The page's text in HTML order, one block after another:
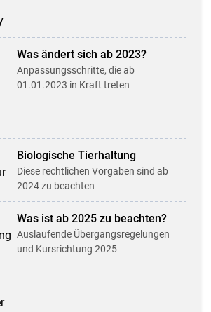
Was ändert sich ab 2023?
Anpassungsschritte, die ab
01.01.2023 in Kraft treten
Biologische Tier­haltung
Diese rechtlichen Vorgaben sind ab
2024 zu beachten
Was ist ab 2025 zu beachten?
Auslaufende Übergangs­regel­ungen
und Kursrichtung 2025